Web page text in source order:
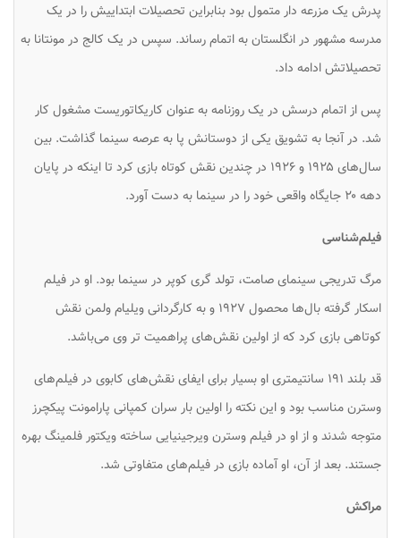
پدرش یک مزرعه دار متمول بود بنابراین تحصیلات ابتداییش را در یک
مدرسه مشهور در انگلستان به اتمام رساند. سپس در یک کالج در مونتانا به
تحصیلاتش ادامه داد.
پس از اتمام درسش در یک روزنامه به عنوان کاریکاتوریست مشغول کار
شد. در آنجا به تشویق یکی از دوستانش پا به عرصه سینما گذاشت. بین
سال‌های ۱۹۲۵ و ۱۹۲۶ در چندین نقش کوتاه بازی کرد تا اینکه در پایان
دهه ۲۰ جایگاه واقعی خود را در سینما به دست آورد.
فیلم‌شناسی
مرگ تدریجی سینمای صامت، تولد گری کوپر در سینما بود. او در فیلم
اسکار گرفته بال‌ها محصول ۱۹۲۷ و به کارگردانی ویلیام ولمن نقش
کوتاهی بازی کرد که از اولین نقش‌های پراهمیت تر وی می‌باشد.
قد بلند ۱۹۱ سانتیمتری او بسیار برای ایفای نقش‌های کابوی در فیلم‌های
وسترن مناسب بود و این نکته را اولین بار سران کمپانی پارامونت پیکچرز
متوجه شدند و از او در فیلم وسترن ویرجینیایی ساخته ویکتور فلمینگ بهره
جستند. بعد از آن، او آماده بازی در فیلم‌های متفاوتی شد.
مراکش